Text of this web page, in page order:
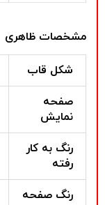
مشخصات ظاهری
شکل قاب
صفحه
نمایش
رنگ به کار
رفته
رنگ صفحه